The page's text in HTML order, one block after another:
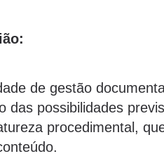
de gestão
das possibilidades
procedimental,